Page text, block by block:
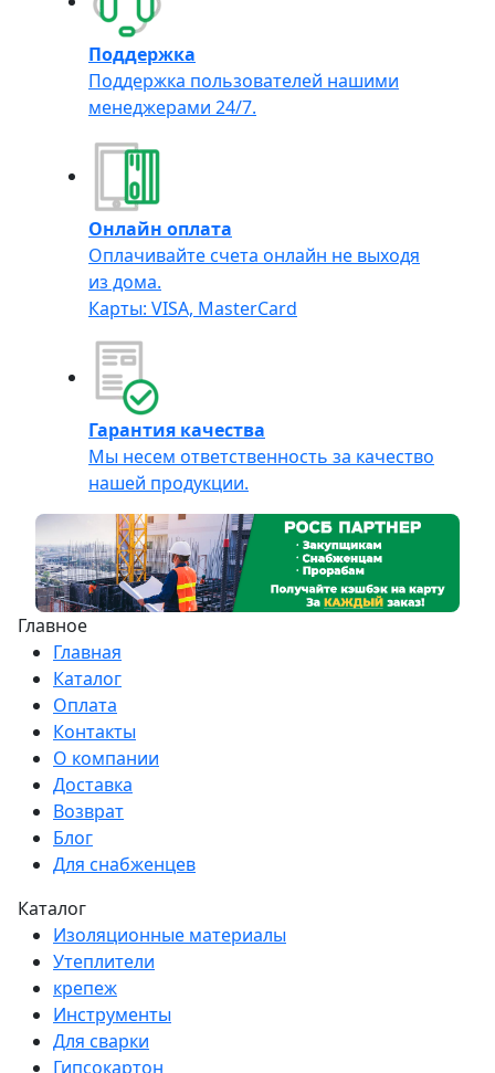
Поддержка
Поддержка пользователей нашими
менеджерами 24/7.
Онлайн оплата
Оплачивайте счета онлайн не выходя
из дома.
Карты: VISA, MasterCard
Гарантия качества
Мы несем ответственность за качество
нашей продукции.
Главное
Главная
Каталог
Оплата
Контакты
О компании
Доставка
Возврат
Блог
Для снабженцев
Каталог
Изоляционные материалы
Утеплители
крепеж
Инструменты
Для сварки
Гипсокартон